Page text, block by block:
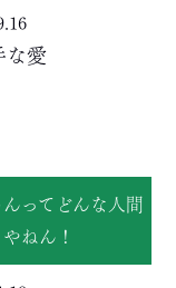
な愛
ってどんな人間
やねん！